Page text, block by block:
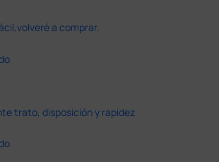
a comprar.
trato, disposición y rapidez